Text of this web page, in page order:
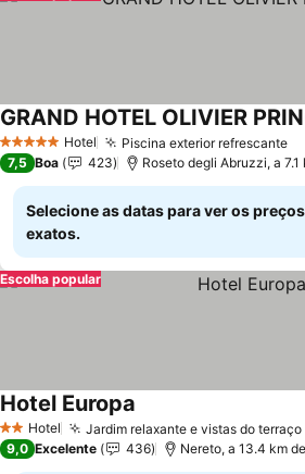
5 Estrelas Hotel Piscina exterior refrescante
GRAND HOTEL OLIVIER
7,5 Boa 423 Roseto degli Abruzzi, a
Selecione as datas para ver os preços
exatos.
Escolha popular
2 Estrelas
Hotel Jardim relaxante e vistas do terraço
Hotel Europa
9,0 Excelente 436 Nereto, a 13.4 km